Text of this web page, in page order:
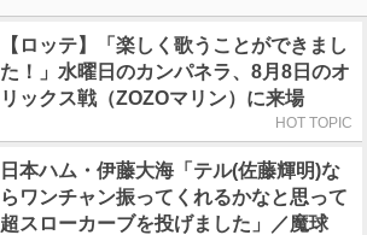
【ロッテ】「楽しく歌うことができまし
た！」水曜日のカンパネラ、8月8日のオ
リックス戦（ZOZOマリン）に来場
HOT TOPIC
日本ハム・伊藤大海「テル(佐藤輝明)な
らワンチャン振ってくれるかなと思って
超スローカーブを投げました」／魔球